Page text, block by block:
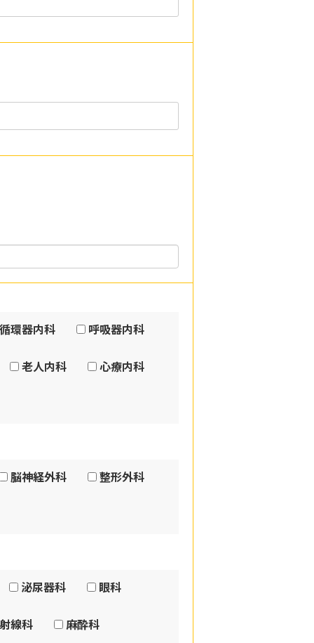
循環器内科 呼吸器内科
老人内科 心療内科
脳神経外科 整形外科
泌尿器科 眼科
線科 麻酔科